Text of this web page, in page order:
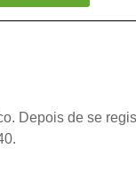
Depois de se